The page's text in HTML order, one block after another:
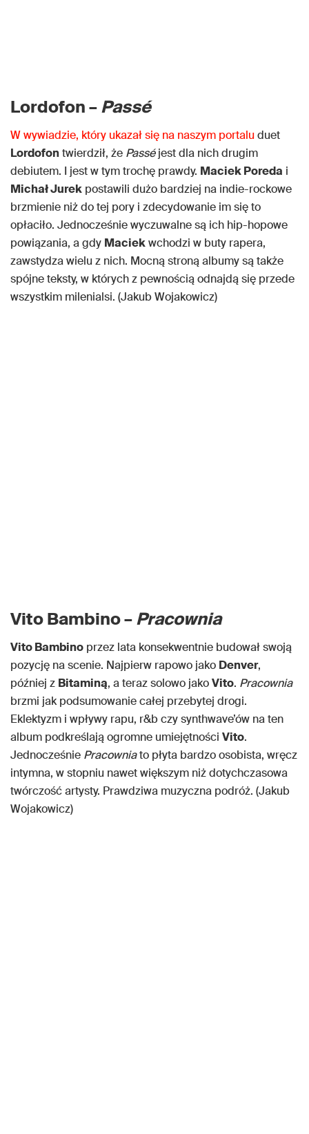
Lordofon –Passé
W wywiadzie, który ukazał się na naszym portaluduet
Lordofontwierdził, że Passéjest dla nich drugim
debiutem. I jest w tym trochę prawdy. Maciek Poreda i
Michał Jurek postawili dużo bardziej na indie-rockowe
brzmienie niż do tej pory i zdecydowanie im się to
opłaciło. Jednocześnie wyczuwalne są ich hip-hopowe
powiązania, a gdy Maciekwchodzi w buty rapera,
zawstydza wielu z nich. Mocną stroną albumy są także
spójne teksty, w których z pewnością odnajdą się przede
wszystkim milenialsi. (Jakub Wojakowicz)
Vito Bambino –Pracownia
Vito Bambino przez lata konsekwentnie budował swoją
pozycję na scenie. Najpierw rapowo jako Denver,
później z Bitaminą, a teraz solowo jakoVito. Pracownia
brzmi jak podsumowanie całej przebytej drogi.
Eklektyzm i wpływy rapu, r&b czy synthwave’ów na ten
album podkreślają ogromne umiejętności Vito.
Jednocześnie Pracowniato płyta bardzo osobista, wręcz
intymna, w stopniu nawet większym niż dotychczasowa
twórczość artysty. Prawdziwa muzyczna podróż. (Jakub
Wojakowicz)